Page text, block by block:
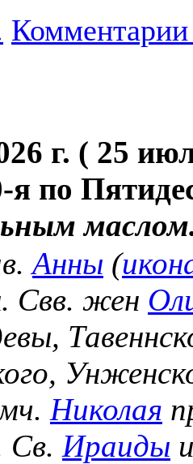
г. ( 25
я по
Анны (
Свв. жен
Николая
Св. Ираиды